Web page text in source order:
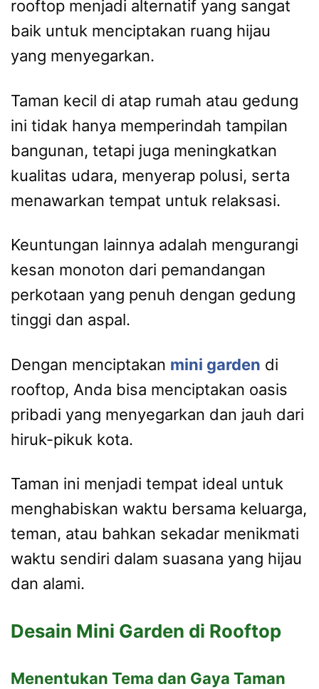
rooftop menjadi alternatif yang sangat
baik untuk menciptakan ruang hijau
yang menyegarkan.
Taman kecil di atap rumah atau gedung
ini tidak hanya memperindah tampilan
bangunan, tetapi juga meningkatkan
kualitas udara, menyerap polusi, serta
menawarkan tempat untuk relaksasi.
Keuntungan lainnya adalah mengurangi
kesan monoton dari pemandangan
perkotaan yang penuh dengan gedung
tinggi dan aspal.
Dengan menciptakan mini garden di
rooftop, Anda bisa menciptakan oasis
pribadi yang menyegarkan dan jauh dari
hiruk-pikuk kota.
Taman ini menjadi tempat ideal untuk
menghabiskan waktu bersama keluarga,
teman, atau bahkan sekadar menikmati
waktu sendiri dalam suasana yang hijau
dan alami.
Desain Mini Garden di Rooftop
Menentukan Tema dan Gaya Taman